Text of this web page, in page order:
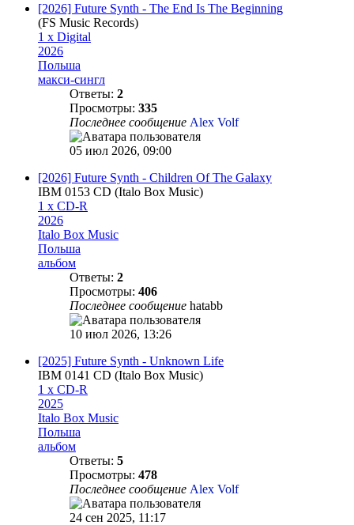
[2026] Future Synth - The End Is The Beginning
(FS Music Records)
1 x Digital
2026
Польша
макси-сингл
Ответы: 2
Просмотры: 335
Последнее сообщение Alex Volf
05 июл 2026, 09:00
[2026] Future Synth - Children Of The Galaxy
IBM 0153 CD (Italo Box Music)
1 x CD-R
2026
Italo Box Music
Польша
альбом
Ответы: 2
Просмотры: 406
Последнее сообщение hatabb
10 июл 2026, 13:26
[2025] Future Synth - Unknown Life
IBM 0141 CD (Italo Box Music)
1 x CD-R
2025
Italo Box Music
Польша
альбом
Ответы: 5
Просмотры: 478
Последнее сообщение Alex Volf
24 сен 2025, 11:17